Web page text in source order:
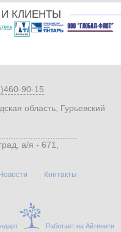
КЛИЕНТЫ
90-15
область, Гурьевский
а/я - 671,
Новости Контакты
Работает на Айтинити